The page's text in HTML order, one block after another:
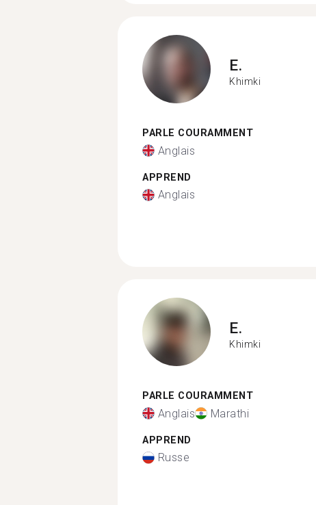
E.
Khimki
PARLE COURAMMENT
Anglais
APPREND
Anglais
E.
Khimki
PARLE COURAMMENT
Anglais Marathi
APPREND
Russe